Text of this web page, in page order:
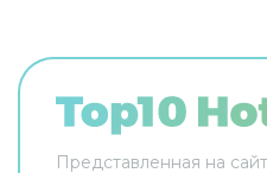
Представленная на